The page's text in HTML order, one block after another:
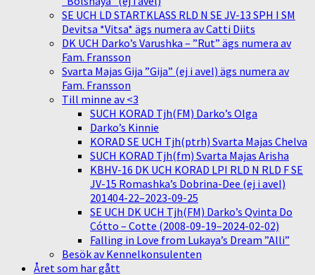
SE UCH LD STARTKLASS RLD N SE JV-13 SPH I SM
Devitsa *Vitsa* ägs numera av Catti Diits
DK UCH Darko’s Varushka – ”Rut” ägs numera av
Fam. Fransson
Svarta Majas Gija ”Gija” (ej i avel) ägs numera av
Fam. Fransson
Till minne av <3
SUCH KORAD Tjh(FM) Darko’s Olga
Darko’s Kinnie
KORAD SE UCH Tjh(ptrh) Svarta Majas Chelva
SUCH KORAD Tjh(fm) Svarta Majas Arisha
KBHV-16 DK UCH KORAD LPI RLD N RLD F SE
JV-15 Romashka’s Dobrina-Dee (ej i avel)
201404-22–2023-09-25
SE UCH DK UCH Tjh(FM) Darko’s Qvinta Do
Cótto – Cotte (2008-09-19–2024-02-02)
Falling in Love from Lukaya’s Dream ”Alli”
Besök av Kennelkonsulenten
Året som har gått